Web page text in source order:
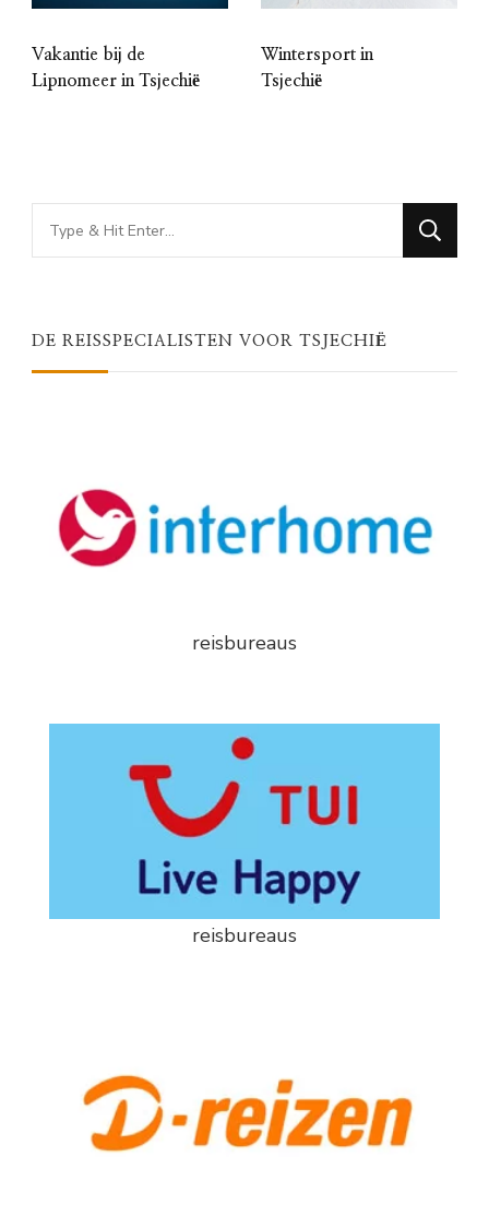
Vakantie bij de
Lipnomeer in Tsjechië
Wintersport in
Tsjechië
Looking
for
DE REISSPECIALISTEN VOOR TSJECHIË
reisbureaus
reisbureaus